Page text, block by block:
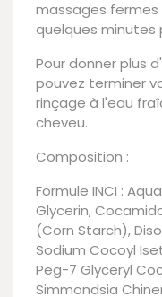
massages fermes
quelques minutes
Pour donner plus
pouvez terminer
rinçage à l'eau
cheveu.
Composition :
Formule INCI :
Glycerin,
(Corn Starch),
Sodium Cocoyl
Peg-7 Glyceryl
Simmondsia